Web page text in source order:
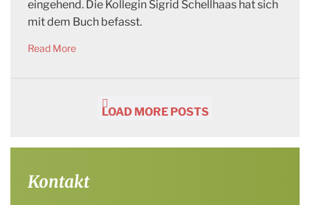
eingehend. Die Kollegin Sigrid Schellhaas hat sich
mit dem Buch befasst.
Read More
LOAD MORE POSTS
Kontakt